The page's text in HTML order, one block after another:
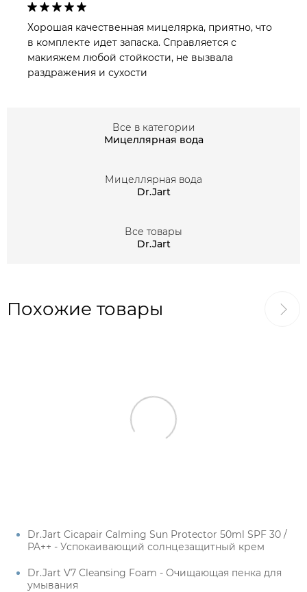
Хорошая качественная мицелярка, приятно, что
в комплекте идет запаска. Справляется с
макияжем любой стойкости, не вызвала
раздражения и сухости
Все в категории
Мицеллярная вода
Мицеллярная вода
Dr.Jart
Все товары
Dr.Jart
Похожие товары
Dr.Jart Cicapair Calming Sun Protector 50ml SPF 30 /
PA++ - Успокаивающий солнцезащитный крем
Dr.Jart V7 Cleansing Foam - Очищающая пенка для
умывания